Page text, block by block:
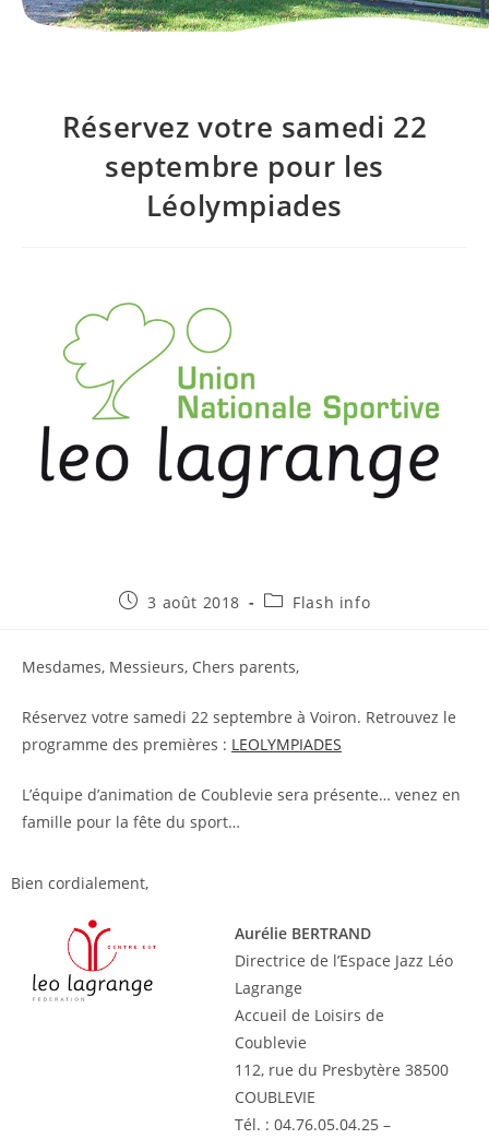
Réservez votre samedi 22
septembre pour les
Léolympiades
Publication
3 août 2018
PostFlash info
Mesdames, Messieurs, Chers parents,
Réservez votre samedi 22 septembre à Voiron. Retrouvez le
programme des premières : LEOLYMPIADES
L’équipe d’animation de Coublevie sera présente… venez en
famille pour la fête du sport…
Bien cordialement,
Aurélie BERTRAND
Directrice de l’Espace Jazz Léo
Lagrange
Accueil de Loisirs de
Coublevie
112, rue du Presbytère 38500
COUBLEVIE
Tél. : 04.76.05.04.25 –